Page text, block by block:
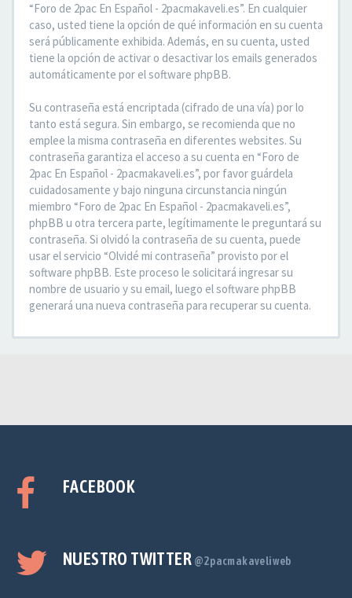
“Foro de 2pac En Español - 2pacmakaveli.es”. En cualquier
caso, usted tiene la opción de qué información en su cuenta
será públicamente exhibida. Además, en su cuenta, usted
tiene la opción de activar o desactivar los emails generados
automáticamente por el software phpBB.
Su contraseña está encriptada (cifrado de una vía) por lo
tanto está segura. Sin embargo, se recomienda que no
emplee la misma contraseña en diferentes websites. Su
contraseña garantiza el acceso a su cuenta en “Foro de
2pac En Español - 2pacmakaveli.es”, por favor guárdela
cuidadosamente y bajo ninguna circunstancia ningún
miembro “Foro de 2pac En Español - 2pacmakaveli.es”,
phpBB u otra tercera parte, legítimamente le preguntará su
contraseña. Si olvidó la contraseña de su cuenta, puede
usar el servicio “Olvidé mi contraseña” provisto por el
software phpBB. Este proceso le solicitará ingresar su
nombre de usuario y su email, luego el software phpBB
generará una nueva contraseña para recuperar su cuenta.
FACEBOOK
NUESTRO TWITTER @2pacmakaveliweb